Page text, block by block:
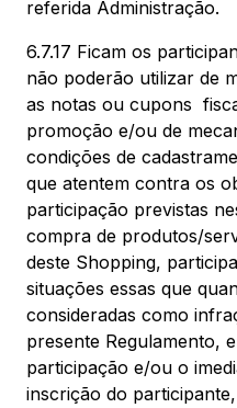
referida Administração.
6.7.17 Ficam os
não poderão utilizar de
as notas ou cupons
promoção e/ou de
condições de
que atentem contra os
participação previstas
compra de produtos/
deste Shopping,
situações essas que
consideradas como
presente Regulamento,
participação e/ou o
inscrição do